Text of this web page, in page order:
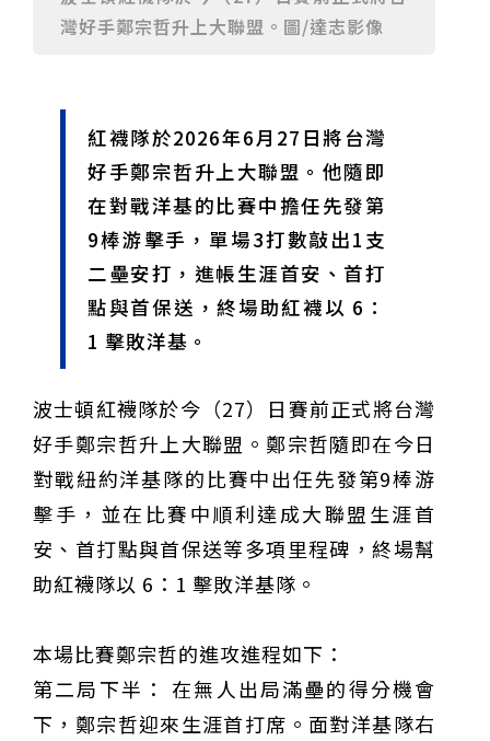
演」 邀學童化身小海盜、建築職人全台放電
阿里山精品咖啡香 成為端午與暑假深度旅遊新亮點
臺中甩「六都第一胖」稱號！「2026台中星燃計畫」啟
域治理成焦點
夜市變廟會！山邊媽、旱溪媽、大庄媽三媽首度齊巡逢
甲 萬人爭躦轎底響徹夜空
MLB》鄧愷威6局飆6K完封小熊奪第3勝！宰制力複製
「王建民建仔旋風」引爆世代傳承鐵觀音節政大登場 結合大文山友善食農與地方創生
臺德技職教育深層對話！德國Walther Rathenau師生
造訪大安高工 體驗端午文化與前瞻工業實作
迎端午、抗酷暑！臺中盛夏水域系列活動本周六起兩地
課堂搬到菜市場！北市13校「游於藝」成果展 導覽小
尖兵用藝術「說」出千年風俗
20年淬鍊！貓空纜車運量突破4,000萬人次 「天空綠
洲」成國際打卡新地標
熊鷹羽毛與保育的兩難！金甌女中師生齊聚《飛吧！熊
鷹》特映會 深化原民文化與生態永續教育
29件神級作品齊聚葫蘆墩！「藝馬登豐」2026台灣工
藝之家聯展震撼登場
跨越百年的生物觀測！科博館、成大《時空丈量師》特
展：讓典藏標本說出氣候變遷真相
睽違七年！精品郵輪「島嶼天空號」首航臺中港 參山處
攜手縣市熱情迎賓
金牌搖籃驚傳「球荒」！江啟臣偕運彩公會挺萬和國
中，捐贈 1800 顆羽球助小將 4 月全中運奪金
台中》15分鐘的診療，13年的堅持！ 中山醫大牙醫系
跨海義診13年
灣好手鄭宗哲升上大聯盟。圖/達志影像
紅襪隊於2026年6月27日將台灣
好手鄭宗哲升上大聯盟。他隨即
在對戰洋基的比賽中擔任先發第
9棒游擊手，單場3打數敲出1支
二壘安打，進帳生涯首安、首打
點與首保送，終場助紅襪以 6：
1 擊敗洋基。
波士頓紅襪隊於今（27）日賽前正式將台灣
好手鄭宗哲升上大聯盟。鄭宗哲隨即在今日
對戰紐約洋基隊的比賽中出任先發第9棒游
擊手，並在比賽中順利達成大聯盟生涯首
安、首打點與首保送等多項里程碑，終場幫
助紅襪隊以 6：1 擊敗洋基隊。
本場比賽鄭宗哲的進攻進程如下：
第二局下半： 在無人出局滿壘的得分機會
下，鄭宗哲迎來生涯首打席。面對洋基隊右